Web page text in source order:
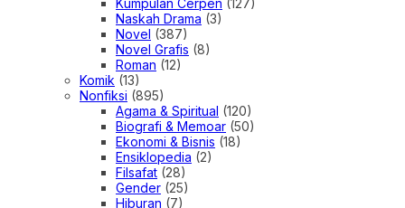
Naskah Drama (3)
Novel (387)
Novel Grafis (8)
Roman (12)
Komik (13)
Nonfiksi (895)
Agama & Spiritual (120)
Biografi & Memoar (50)
Ekonomi & Bisnis (18)
Ensiklopedia (2)
Filsafat (28)
Gender (25)
Hiburan (7)